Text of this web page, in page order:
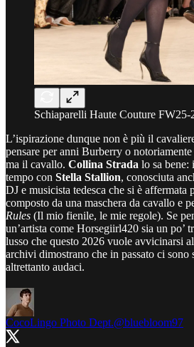
Schiaparelli Haute Couture FW25-
L’ispirazione dunque non è più il
pensare per anni Burberry o notoriamente
ma il cavallo. Collina Strada lo sa bene:
tempo con Stella Stallion, conosciuta
DJ e musicista tedesca che si è
composto da una maschera da cavallo e
Rules (Il mio fienile, le mie regole). Se
un’artista come Horsegiirl420 sia un po’
lusso che questo 2026 vuole avvicinarsi
archivi dimostrano che in passato ci sono
altrettanto audaci.
CocoLingo Photo Dept.@bluebloom97